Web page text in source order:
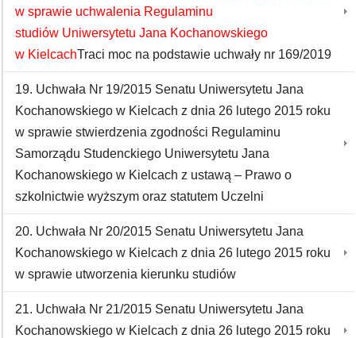
w sprawie uchwalenia Regulaminu
studiów Uniwersytetu Jana Kochanowskiego
w KielcachTraci moc na podstawie uchwały nr 169/2019
19. Uchwała Nr 19/2015 Senatu Uniwersytetu Jana
Kochanowskiego w Kielcach z dnia 26 lutego 2015 roku
w sprawie stwierdzenia zgodności Regulaminu
Samorządu Studenckiego Uniwersytetu Jana
Kochanowskiego w Kielcach z ustawą – Prawo o
szkolnictwie wyższym oraz statutem Uczelni
20. Uchwała Nr 20/2015 Senatu Uniwersytetu Jana
Kochanowskiego w Kielcach z dnia 26 lutego 2015 roku
w sprawie utworzenia kierunku studiów
21. Uchwała Nr 21/2015 Senatu Uniwersytetu Jana
Kochanowskiego w Kielcach z dnia 26 lutego 2015 roku